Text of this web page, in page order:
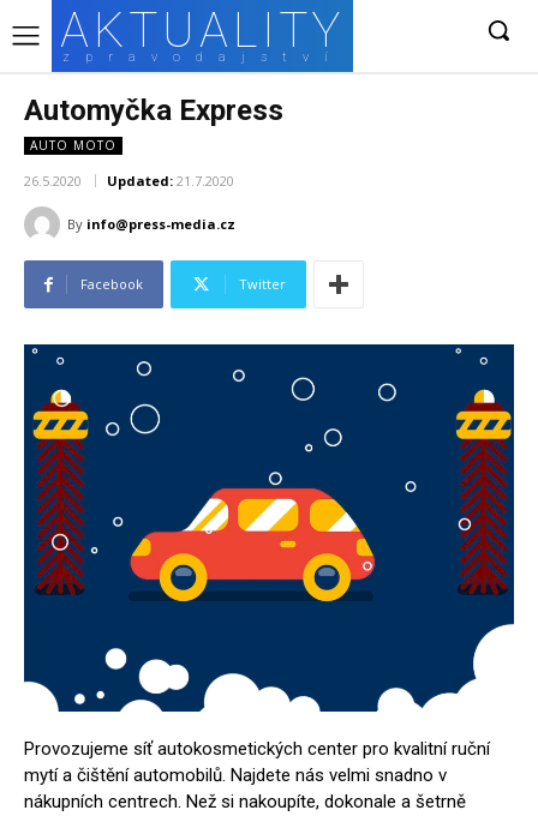
AKTUALITY
zpravodajství
Automyčka Express
AUTO MOTO
26.5.2020 Updated: 21.7.2020
By info@press-media.cz
Facebook Twitter
Provozujeme síť autokosmetických center pro kvalitní ruční
mytí a čištění automobilů. Najdete nás velmi snadno v
nákupních centrech. Než si nakoupíte, dokonale a šetrně